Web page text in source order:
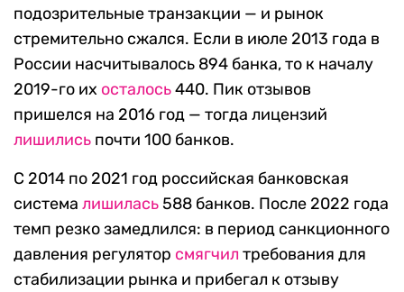
подозрительные транзакции — и рынок
стремительно сжался. Если в июле 2013 года в
России насчитывалось 894 банка, то к началу
2019-го их осталось440. Пик отзывов
пришелся на 2016 год — тогда лицензий
лишились почти 100 банков.
С 2014 по 2021 год российская банковская
система лишилась 588 банков. После 2022 года
темп резко замедлился: в период санкционного
давления регулятор смягчил требования для
стабилизации рынка и прибегал к отзыву